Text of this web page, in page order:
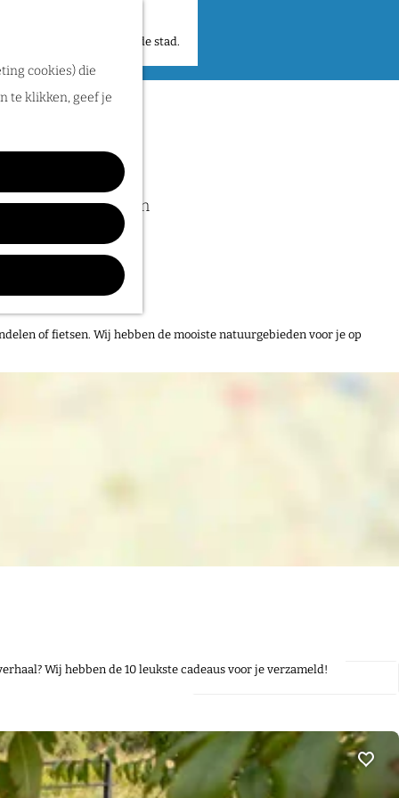
cookies) die
te klikken, geef je
plekken en verhalen in de stad.
of fietsen. Wij hebben de mooiste natuurgebieden voor je op
Wij hebben de 10 leukste cadeaus voor je verzameld!
in het Rijk van
route met de